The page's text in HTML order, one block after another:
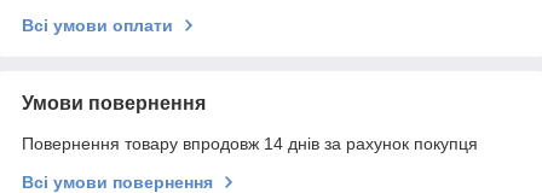
Всі умови оплати
Умови повернення
Повернення товару впродовж 14 днів за рахунок покупця
Всі умови повернення